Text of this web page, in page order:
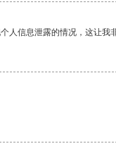
人信息泄露的情况，这让我